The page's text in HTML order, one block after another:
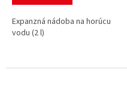
Expanzná nádoba na horúcu
vodu (2 l)